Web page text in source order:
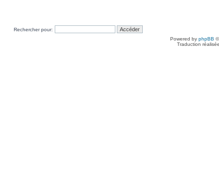
Rechercher pour:
Powered by phpBB
Traduction